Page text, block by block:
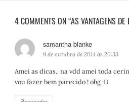
4 COMMENTS ON “AS VANTAGENS
samantha blanke
i
s
e
9 de outubro de 2014 às 20:33
Amei as dicas.. na vdd amei toda
vou fazer bem parecido ! obg :D